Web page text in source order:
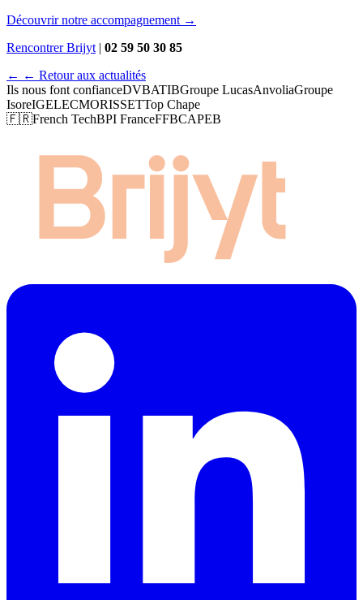
Découvrir notre accompagnement →
Rencontrer Brijyt | 02 59 50 30 85
← ← Retour aux actualités
Ils nous font confianceDVBATIBGroupe LucasAnvoliaGroupe
IsoreIGELECMORISSETTop Chape
🇫🇷French TechBPI FranceFFBCAPEB